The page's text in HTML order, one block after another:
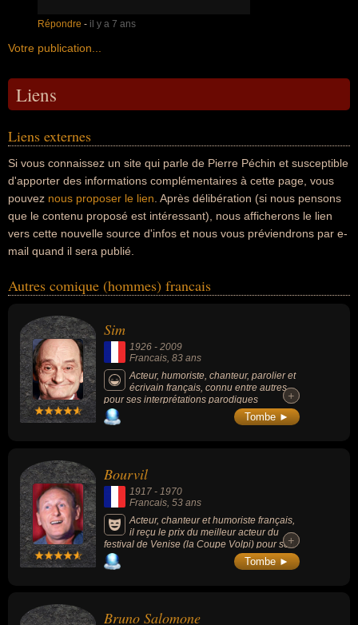
Répondre - il y a 7 ans
Votre publication...
Liens
Liens externes
Si vous connaissez un site qui parle de Pierre Péchin et susceptible
d'apporter des informations complémentaires à cette page, vous
pouvez nous proposer le lien . Après délibération (si nous pensons
que le contenu proposé est intéressant), nous afficherons le lien
vers cette nouvelle source d'infos et nous vous préviendrons par e-
mail quand il sera publié.
Autres comique (hommes) francais
Sim
1926 - 2009
Francais, 83 ans
Acteur, humoriste, chanteur, parolier et
écrivain français, connu entre autres
pour ses interprétations parodiques
(notamment la « baronne de La Tronche-en
Biais ») et sa participation à l'émission
+
+
Tombe ►
Bourvil
1917 - 1970
Francais , 53 ans
Acteur, chanteur et humoriste français,
il reçu le prix du meilleur acteur du
festival de Venise (la Coupe Volpi) pour son
rôle dans le film « La Traversée de Paris ».
Puis il deviendra célèbre grâce à « La
Louis de Funès), « Les Misérables » (1958,
+
+
Tombe ►
Bruno Salomone